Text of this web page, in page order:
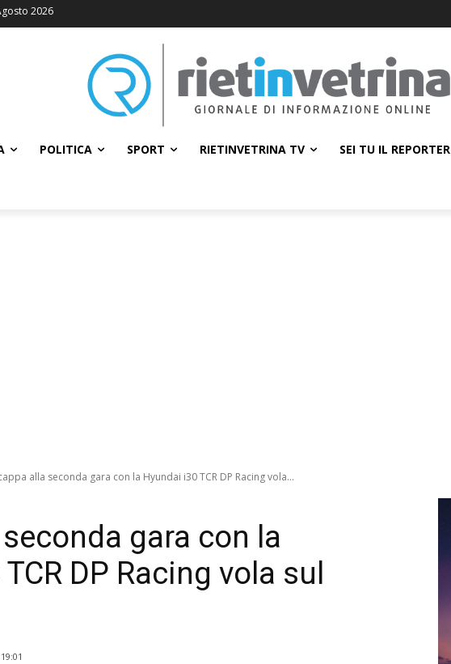
2026
POLITICA SPORT RIETINVETRINA TV SEI TU IL REPORTER
alla seconda gara con la Hyundai i30 TCR DP Racing vola...
gara con la
DP Racing vola sul